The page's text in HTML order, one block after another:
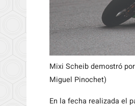
Mixi Scheib demostró
Miguel Pinochet)
En la fecha realizada el